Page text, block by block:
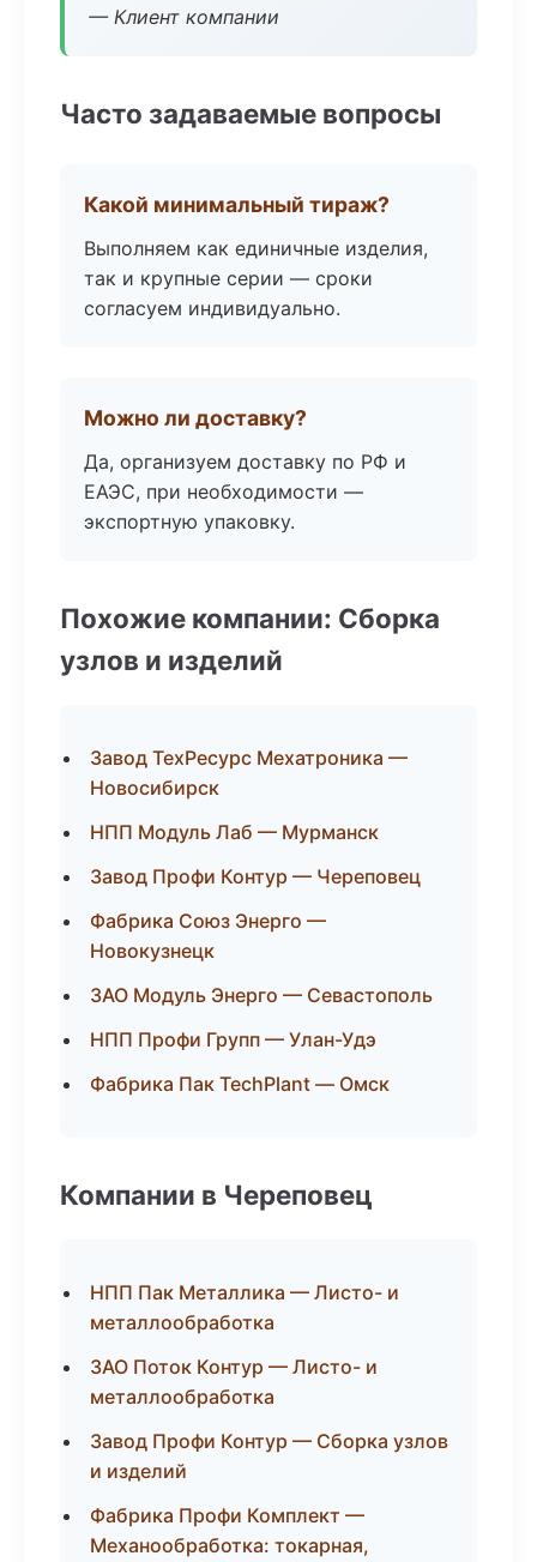
— Клиент компании
Часто задаваемые вопросы
Какой минимальный тираж?
Выполняем как единичные изделия,
так и крупные серии — сроки
согласуем индивидуально.
Можно ли доставку?
Да, организуем доставку по РФ и
ЕАЭС, при необходимости —
экспортную упаковку.
Похожие компании: Сборка
узлов и изделий
Завод ТехРесурс Мехатроника —
Новосибирск
НПП Модуль Лаб — Мурманск
Завод Профи Контур — Череповец
Фабрика Союз Энерго —
Новокузнецк
ЗАО Модуль Энерго — Севастополь
НПП Профи Групп — Улан-Удэ
Фабрика Пак TechPlant — Омск
Компании в Череповец
НПП Пак Металлика — Листо- и
металлообработка
ЗАО Поток Контур — Листо- и
металлообработка
Завод Профи Контур — Сборка узлов
и изделий
Фабрика Профи Комплект —
Механообработка: токарная,